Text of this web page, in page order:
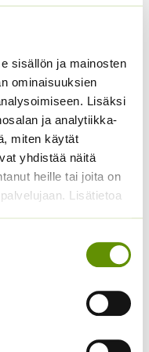
sisällön ja mainosten
ominaisuuksien
Lisäksi
ja analytiikka-
miten käytät
yhdistää näitä
heille tai joita on
Lisätietoa
Puolipitkä
Sisältää
Californian